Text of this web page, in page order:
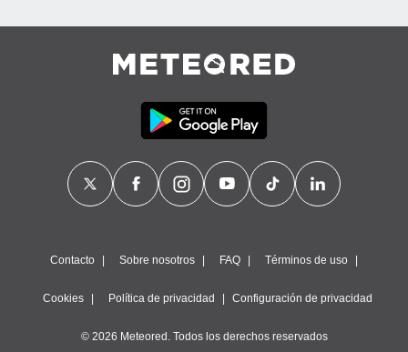
Contacto Sobre nosotros FAQ Términos de uso
Cookies Política de privacidad Configuración de privacidad
© 2026 Meteored. Todos los derechos reservados